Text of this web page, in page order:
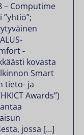
– Computime
-
kovasta
Smart
tieto- ja
Awards”)
jossa […]